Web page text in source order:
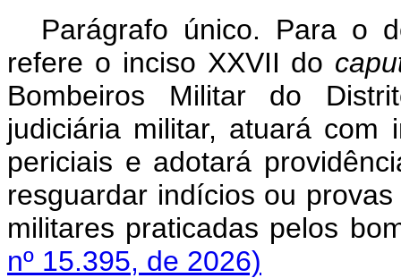
Parágrafo único. Para o
refere o inciso XXVII do
Bombeiros Militar do
judiciária militar, atuará com
periciais e adotará
resguardar indícios ou
militares praticadas pelos
nº 15.395, de 2026)